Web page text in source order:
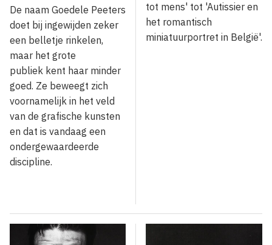
De naam Goedele Peeters
doet bij ingewijden zeker
een belletje rinkelen,
maar het grote
publiek kent haar minder
goed. Ze beweegt zich
voornamelijk in het veld
van de grafische kunsten
en dat is vandaag een
ondergewaardeerde
discipline.
tot mens' tot 'Autissier en
het romantisch
miniatuurportret in België'.